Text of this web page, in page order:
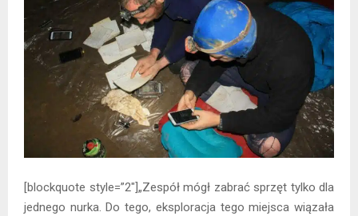
[blockquote style=”2″]„Zespół mógł zabrać sprzęt tylko dla
jednego nurka. Do tego, eksploracja tego miejsca wiązała